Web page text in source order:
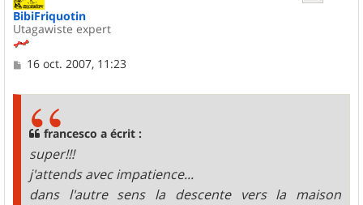
BibiFriquotin
Utagawiste expert
M16 oct. 2007, 11:23
francesco a écrit :
super!!!
j'attends avec impatience...
dans l'autre sens la descente vers la maison